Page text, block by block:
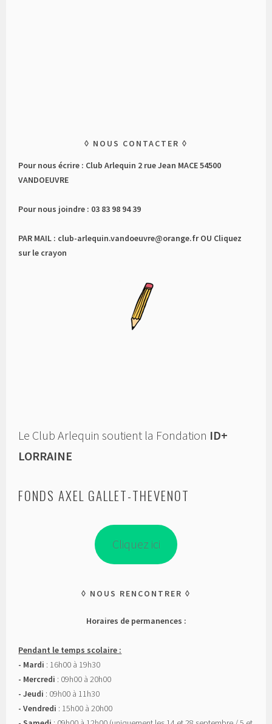
NOUS CONTACTER
Pour nous écrire : Club Arlequin 2 rue Jean MACE 54500
VANDOEUVRE
Pour nous joindre : 03 83 98 94 39
PAR MAIL : club-arlequin.vandoeuvre@orange.fr OU Cliquez
sur le crayon
Le Club Arlequin soutient la Fondation ID+
LORRAINE
FONDS AXEL GALLET-THEVENOT
Cliquez ici
NOUS RENCONTRER
Horaires de permanences :
Pendant le temps scolaire :
- Mardi : 16h00 à 19h30
- Mercredi : 09h00 à 20h00
- Jeudi : 09h00 à 11h30
- Vendredi : 15h00 à 20h00